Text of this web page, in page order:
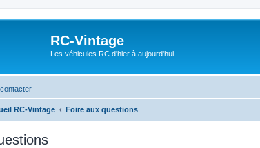
RC-Vintage
Les véhicules RC d'hier à aujourd'hui
RC-Vintage Foire aux questions